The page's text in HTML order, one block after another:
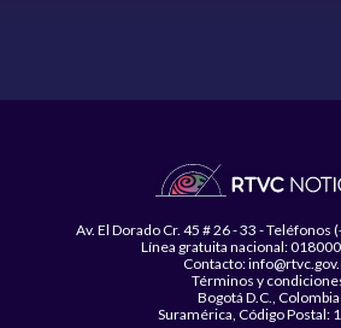
Av. El Dorado Cr. 45 # 26 - 33 -
Línea gratuita nacional:
Contacto:
Términos y
Bogotá D.C., Colombia
Suramérica, Código Postal: